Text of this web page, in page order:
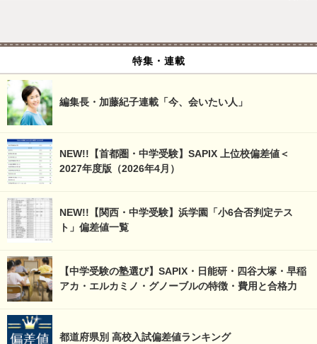
特集・連載
編集長・加藤紀子連載「今、会いたい人」
NEW!!【首都圏・中学受験】SAPIX 上位校偏差値＜
2027年度版（2026年4月）
NEW!!【関西・中学受験】浜学園「小6合否判定テス
ト」偏差値一覧
【中学受験の塾選び】SAPIX・日能研・四谷大塚・早稲
アカ・エルカミノ・グノーブルの特徴・費用と合格力
都道府県別 高校入試偏差値ランキング